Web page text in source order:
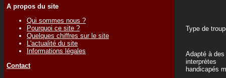
A propos du site
Qui sommes nous ?
Pourquoi ce site ?
Quelques chiffres sur le site
L'actualité du site
Informations légales
Contact
Type de
Adapté à des
interprètes
handicapés